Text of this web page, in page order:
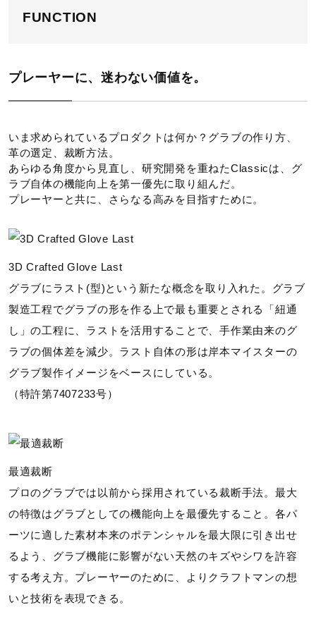
FUNCTION
プレーヤーに、迷わない価値を。
いま求められているプロダクトは何か？グラブの作り方、
革の選定、裁断方法。
あらゆる角度から見直し、研究開発を重ねたClassicは、グ
ラブ自体の機能向上を第一優先に取り組んだ。
プレーヤーと共に、さらなる高みを目指すために。
3D Crafted Glove Last
グラブにラスト(型)という新たな概念を取り入れた。グラブ
製造工程でグラブの形を作る上で最も重要とされる「紐通
し」の工程に、ラストを活用することで、手作業由来のグ
ラブの個体差を減少。ラスト自体の形は岸本マイスターの
グラブ製作イメージをベースにしている。
（特許第7407233号）
最適裁断
プロのグラブでは以前から採用されている裁断手法。最大
の特徴はグラブとしての機能向上を最優先すること。各パ
ーツに適した素材本来のポテンシャルを最大限に引き出せ
るよう、グラブ機能に影響がない天然のキズやシワを許容
する考え方。プレーヤーのために、よりクラフトマンの想
いと技術を表現できる。